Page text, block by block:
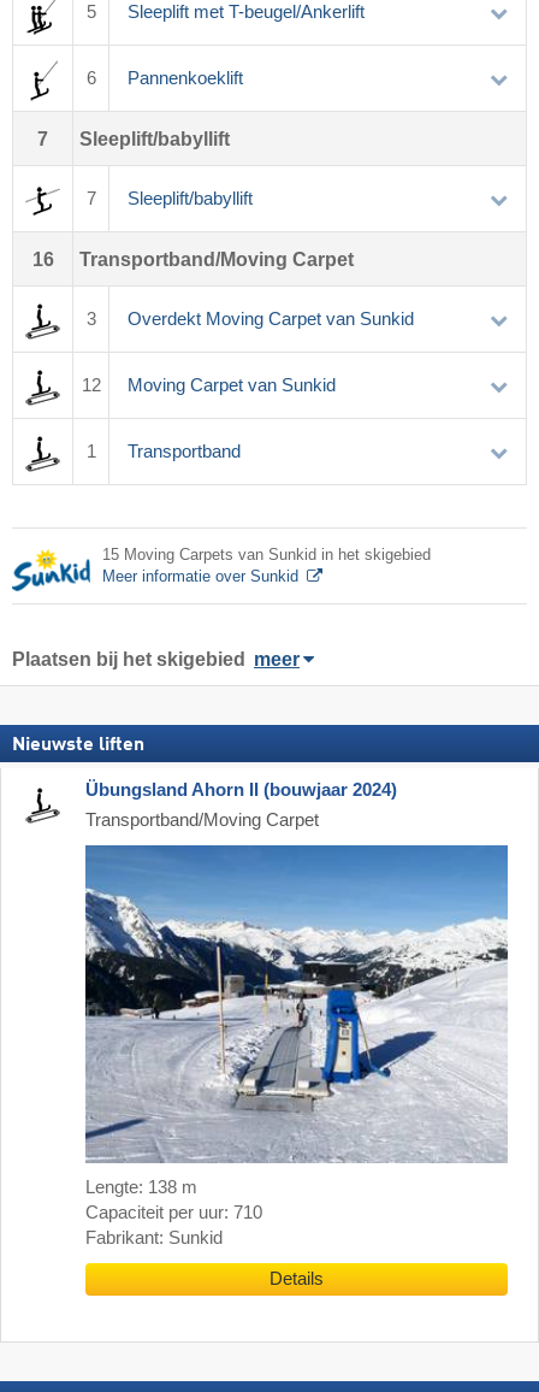
5 Sleeplift met T-beugel/Ankerlift
6 Pannenkoeklift
7 Sleeplift/babyllift
7 Sleeplift/babyllift
16 Transportband/Moving Carpet
3 Overdekt Moving Carpet van Sunkid
12 Moving Carpet van Sunkid
1 Transportband
15 Moving Carpets van Sunkid in het skigebied
Meer informatie over Sunkid
Plaatsen bij het skigebied meer
Nieuwste liften
Übungsland Ahorn II (bouwjaar 2024)
Transportband/Moving Carpet
Lengte: 138 m
Capaciteit per uur: 710
Fabrikant: Sunkid
Details